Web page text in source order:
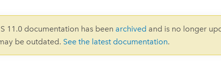
11.0 documentation has been archived and is no longer
be outdated. See the latest documentation.